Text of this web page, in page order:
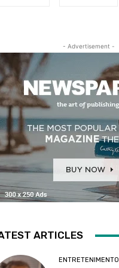
- Advertisement -
ARTICLES
ENTRETENIMENTO